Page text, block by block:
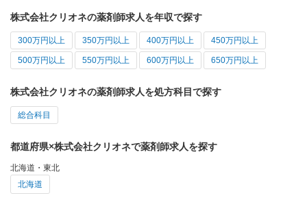
株式会社クリオネの薬剤師求人を年収で探す
300万円以上 350万円以上 400万円以上 450万円以上
500万円以上 550万円以上 600万円以上 650万円以上
株式会社クリオネの薬剤師求人を処方科目で探す
総合科目
都道府県×株式会社クリオネで薬剤師求人を探す
北海道・東北
北海道